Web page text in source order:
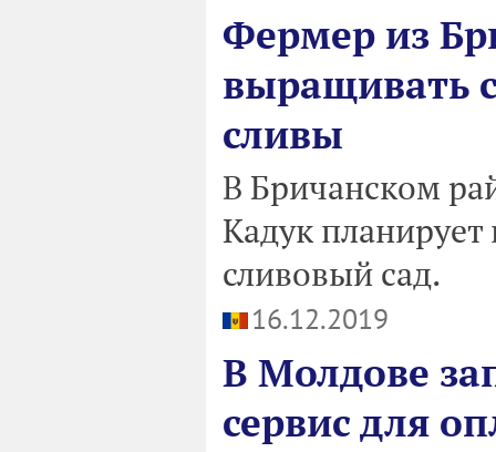
Фермер из
выращивать
сливы
В Бричанском
Кадук
сливовый сад.
16.12.2019
В Молдове
сервис для